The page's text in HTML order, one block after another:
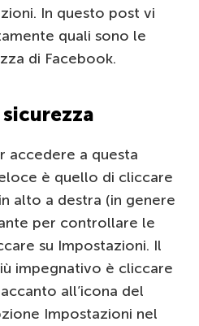
In questo post vi
quali sono le
di Facebook.
accedere a questa
è quello di cliccare
alto a destra (in genere
per controllare le
su Impostazioni. Il
impegnativo è cliccare
all’icona del
Impostazioni nel